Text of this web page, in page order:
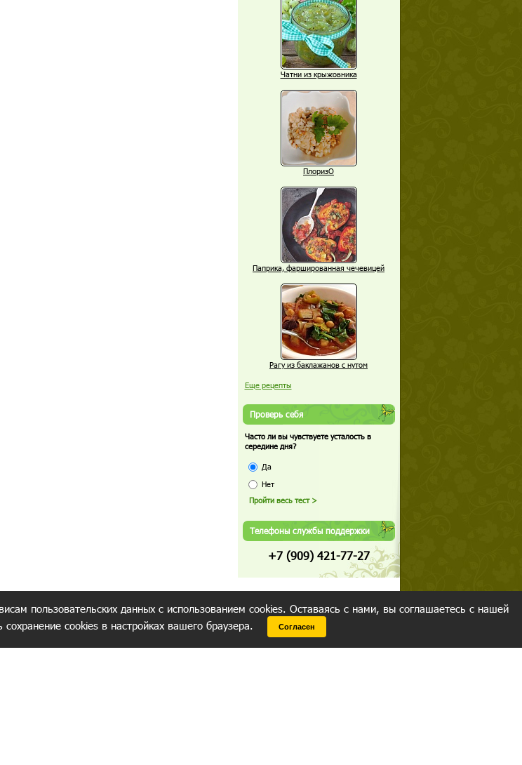
Чатни из крыжовника
ПлоризО
Паприка, фаршированная чечевицей
Рагу из баклажанов с нутом
Еще рецепты
Проверь себя
Часто ли вы чувствуете усталость в
середине дня?
Да
Нет
Телефоны службы поддержки
+7 (909) 421-77-27
пользовательских данных с использованием cookies. Оставаясь с нами, вы соглашаетесь с нашей
cookies в настройках вашего браузера. Согласен